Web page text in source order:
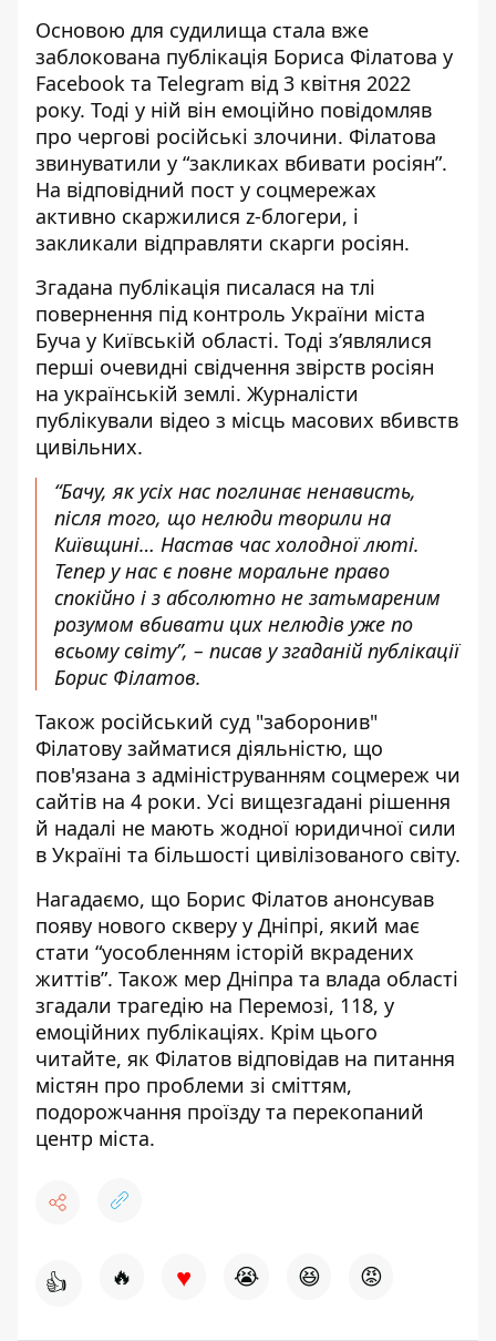
Основою для судилища стала вже
заблокована публікація Бориса Філатова у
Facebook та Telegram від 3 квітня 2022
року. Тоді у ній він емоційно повідомляв
про чергові російські злочини. Філатова
звинуватили у “закликах вбивати росіян”.
На відповідний пост у соцмережах
активно скаржилися z-блогери, і
закликали відправляти скарги росіян.
Згадана публікація писалася на тлі
повернення під контроль України міста
Буча у Київській області. Тоді з’являлися
перші очевидні свідчення звірств росіян
на українській землі. Журналісти
публікували відео з місць масових вбивств
цивільних.
“Бачу, як усіх нас поглинає ненависть,
після того, що нелюди творили на
Київщині… Настав час холодної люті.
Тепер у нас є повне моральне право
спокійно і з абсолютно не затьмареним
розумом вбивати цих нелюдів уже по
всьому світу”, – писав у згаданій публікації
Борис Філатов.
Також російський суд "заборонив"
Філатову займатися діяльністю, що
пов'язана з адмініструванням соцмереж чи
сайтів на 4 роки. Усі вищезгадані рішення
й надалі не мають жодної юридичної сили
в Україні та більшості цивілізованого світу.
Нагадаємо, що Борис Філатов анонсував
появу нового скверу у Дніпрі, який має
стати “уособленням історій вкрадених
життів”. Також мер Дніпра та влада області
згадали трагедію на Перемозі, 118, у
емоційних публікаціях. Крім цього
читайте, як Філатов відповідав на питання
містян про проблеми зі сміттям,
подорожчання проїзду та перекопаний
центр міста.
👍 🔥 ♥ 😭 😆 😡